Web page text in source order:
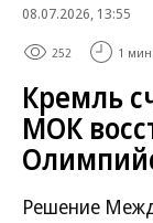
08.07.2026, 13:55
252 1 мин.
Кремль
МОК
Решение